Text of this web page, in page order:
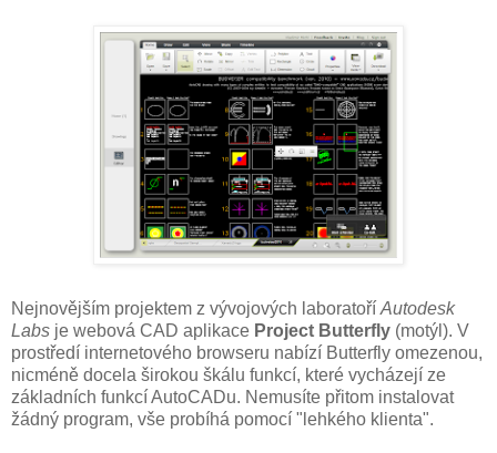
Nejnovějším projektem z vývojových laboratoří Autodesk
Labs je webová CAD aplikace Project Butterfly (motýl). V
prostředí internetového browseru nabízí Butterfly omezenou,
nicméně docela širokou škálu funkcí, které vycházejí ze
základních funkcí AutoCADu. Nemusíte přitom instalovat
žádný program, vše probíhá pomocí "lehkého klienta".